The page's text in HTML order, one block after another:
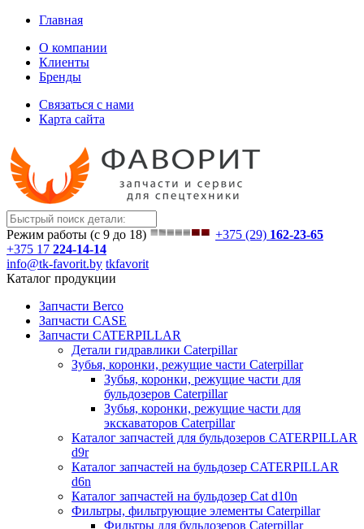
Главная
О компании
Клиенты
Бренды
Связаться с нами
Карта сайта
Режим работы (с 9 до 18) +375 (29) 162-23-65
+375 17 224-14-14
info@tk-favorit.by tkfavorit
Каталог продукции
Запчасти Berco
Запчасти CASE
Запчасти CATERPILLAR
Детали гидравлики Caterpillar
Зубья, коронки, режущие части Caterpillar
Зубья, коронки, режущие части для
бульдозеров Caterpillar
Зубья, коронки, режущие части для
экскаваторов Caterpillar
Каталог запчастей для бульдозеров CATERPILLAR
d9r
Каталог запчастей на бульдозер CATERPILLAR
d6n
Каталог запчастей на бульдозер Сat d10n
Фильтры, фильтрующие элементы Caterpillar
Фильтры для бульдозеров Caterpillar